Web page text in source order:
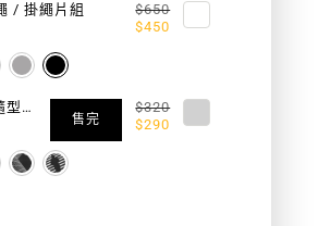
/ 掛繩片組
$650
$450
Strap Card Motion Edition 隨型掛繩片 (相容 iOS / Android 手機殼)
售完
$320
$290